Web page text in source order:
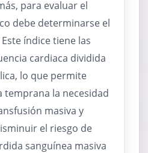
para evaluar el
debe determinarse el
Este índice tiene las
cardiaca dividida
lo que permite
temprana la necesidad
masiva y
el riesgo de
sanguínea masiva